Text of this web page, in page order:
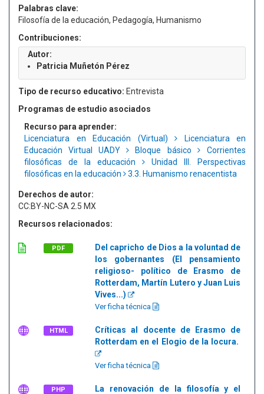
Palabras clave:
Filosofía de la educación, Pedagogía, Humanismo
Contribuciones:
Autor:
Patricia Muñetón Pérez
Tipo de recurso educativo: Entrevista
Programas de estudio asociados
Recurso para aprender:
Licenciatura en Educación (Virtual)
Licenciatura en
Educación Virtual UADY
Bloque básico
Corrientes
filosóficas de la educación
Unidad III. Perspectivas
filosóficas en la educación
3.3. Humanismo renacentista
Derechos de autor:
CC:BY-NC-SA 2.5 MX
Recursos relacionados:
PDF
Del capricho de Dios a la voluntad de
los gobernantes (El pensamiento
religioso- político de Erasmo de
Rotterdam, Martín Lutero y Juan Luis
Vives...)
Ver ficha técnica
HTML
Críticas al docente de Erasmo de
Rotterdam en el Elogio de la locura.
Ver ficha técnica
PHP
La renovación de la filosofía y el